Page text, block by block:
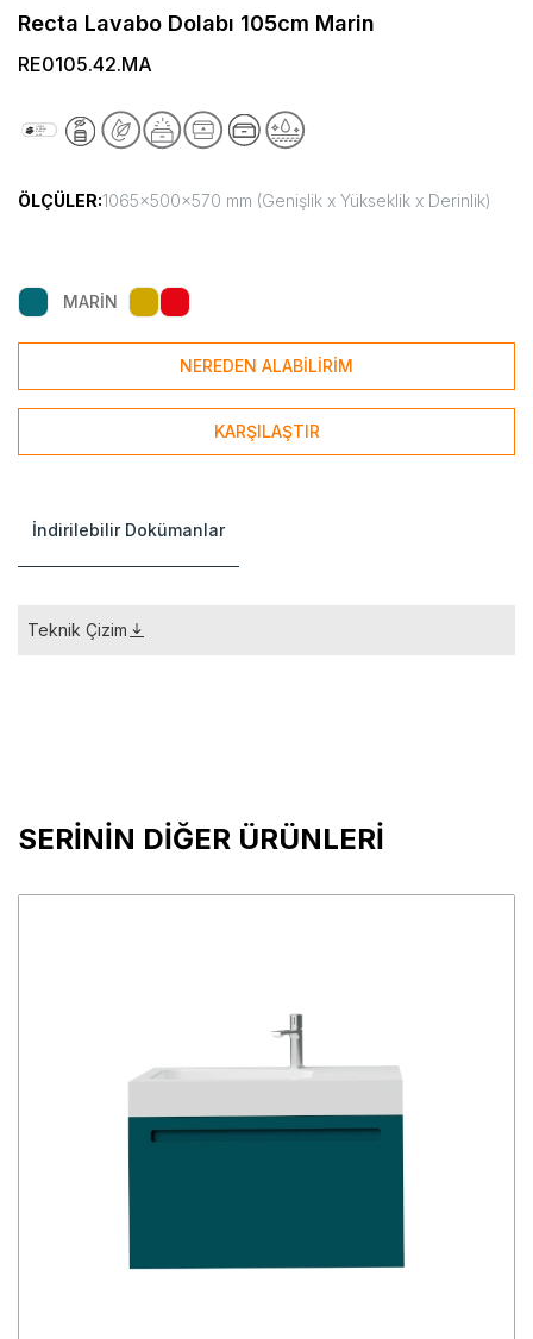
Recta Lavabo Dolabı 105cm Marin
RE0105.42.MA
ÖLÇÜLER:1065x500x570 mm (Genişlik x Yükseklik x Derinlik)
MARİN
NEREDEN ALABİLİRİM
KARŞILAŞTIR
İndirilebilir Dokümanlar
Teknik Çizim
SERİNİN DİĞER ÜRÜNLERİ